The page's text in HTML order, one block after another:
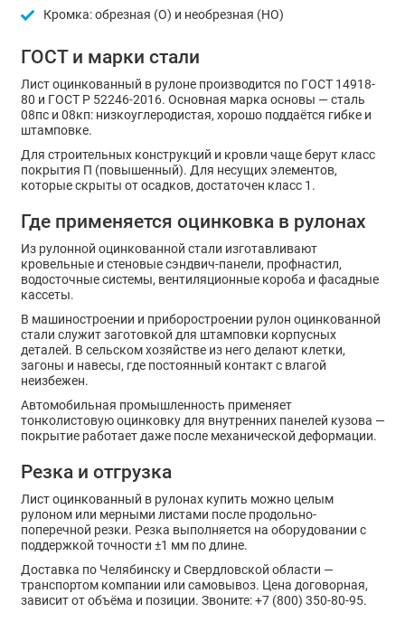
Кромка: обрезная (О) и необрезная (НО)
ГОСТ и марки стали
Лист оцинкованный в рулоне производится по ГОСТ 14918-
80 и ГОСТ Р 52246-2016. Основная марка основы — сталь
08пс и 08кп: низкоуглеродистая, хорошо поддаётся гибке и
штамповке.
Для строительных конструкций и кровли чаще берут класс
покрытия П (повышенный). Для несущих элементов,
которые скрыты от осадков, достаточен класс 1.
Где применяется оцинковка в рулонах
Из рулонной оцинкованной стали изготавливают
кровельные и стеновые сэндвич-панели, профнастил,
водосточные системы, вентиляционные короба и фасадные
кассеты.
В машиностроении и приборостроении рулон оцинкованной
стали служит заготовкой для штамповки корпусных
деталей. В сельском хозяйстве из него делают клетки,
загоны и навесы, где постоянный контакт с влагой
неизбежен.
Автомобильная промышленность применяет
тонколистовую оцинковку для внутренних панелей кузова —
покрытие работает даже после механической деформации.
Резка и отгрузка
Лист оцинкованный в рулонах купить можно целым
рулоном или мерными листами после продольно-
поперечной резки. Резка выполняется на оборудовании с
поддержкой точности ±1 мм по длине.
Доставка по Челябинску и Свердловской области —
транспортом компании или самовывоз. Цена договорная,
зависит от объёма и позиции. Звоните: +7 (800) 350-80-95.